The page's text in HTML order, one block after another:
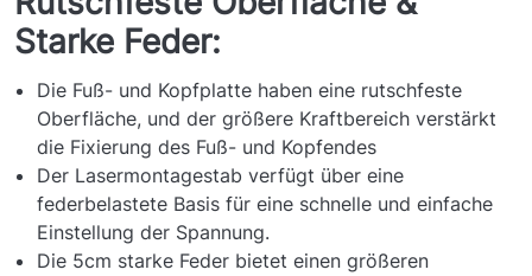
Starke Feder:
Die Fuß- und Kopfplatte haben eine rutschfeste
Oberfläche, und der größere Kraftbereich verstärkt
die Fixierung des Fuß- und Kopfendes
Der Lasermontagestab verfügt über eine
federbelastete Basis für eine schnelle und einfache
Einstellung der Spannung.
Die 5cm starke Feder bietet einen größeren